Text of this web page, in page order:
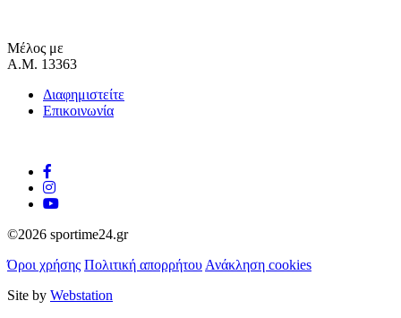
Μέλος με
Α.Μ. 13363
Διαφημιστείτε
Επικοινωνία
©2026 sportime24.gr
Όροι χρήσης Πολιτική απορρήτου Ανάκληση cookies
Site by Webstation